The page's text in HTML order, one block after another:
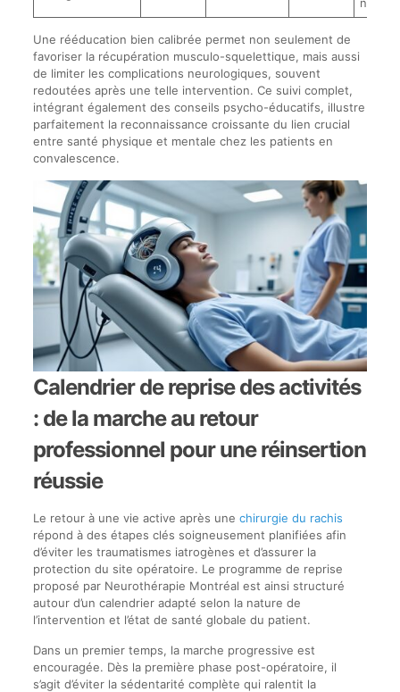
Une rééducation bien calibrée permet non seulement de
favoriser la récupération musculo-squelettique, mais aussi
de limiter les complications neurologiques, souvent
redoutées après une telle intervention. Ce suivi complet,
intégrant également des conseils psycho-éducatifs, illustre
parfaitement la reconnaissance croissante du lien crucial
entre santé physique et mentale chez les patients en
convalescence.
Calendrier de reprise des activités
: de la marche au retour
professionnel pour une réinsertion
réussie
Le retour à une vie active après une chirurgie du rachis
répond à des étapes clés soigneusement planifiées afin
d’éviter les traumatismes iatrogènes et d’assurer la
protection du site opératoire. Le programme de reprise
proposé par Neurothérapie Montréal est ainsi structuré
autour d’un calendrier adapté selon la nature de
l’intervention et l’état de santé globale du patient.
Dans un premier temps, la marche progressive est
encouragée. Dès la première phase post-opératoire, il
s’agit d’éviter la sédentarité complète qui ralentit la